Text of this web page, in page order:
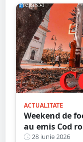
ACTUALITATE
Weekend de
au emis Cod
28 iunie 2026